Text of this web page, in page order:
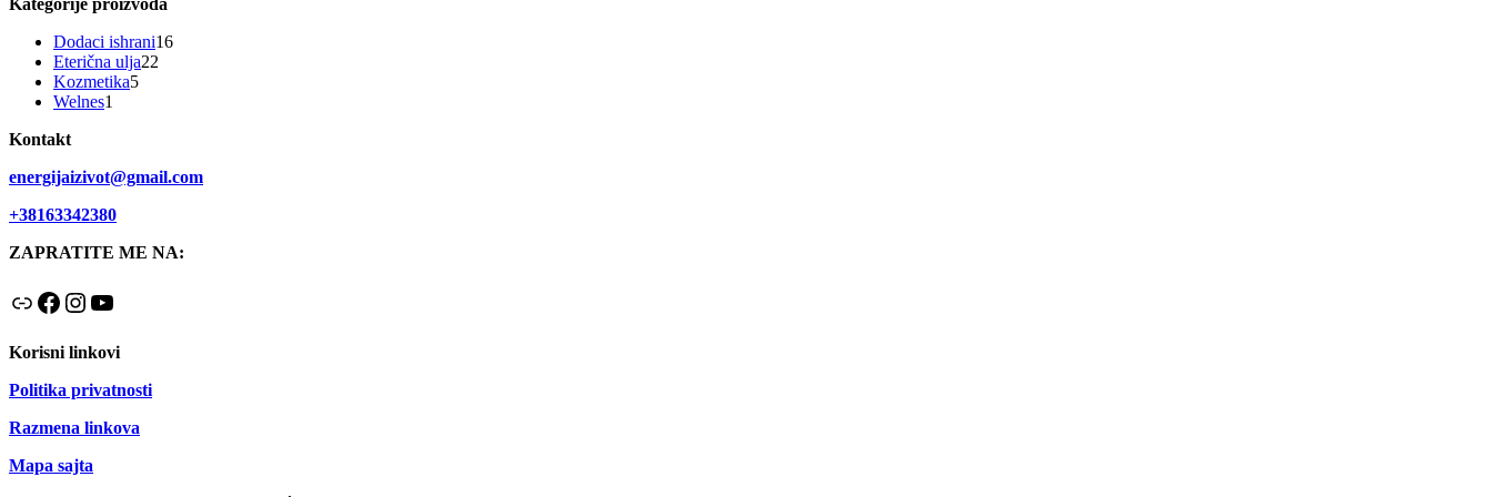
Dodaci ishrani1616
Eterična ulja22
Kozmetika55
Welnes1
Kontakt
energijaizivot@gmail.com
+38163342380
ZAPRATITE ME NA:
LinkFacebook
Instagram
YouTube
Korisni linkovi
Politika privatnosti
Razmena linkova
Mapa sajta